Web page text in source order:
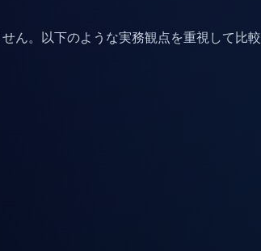
ん。以下のような実務観点を重視して比